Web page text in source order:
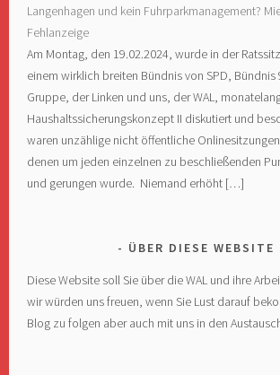
Langenhagen und kein Fuhrparkmanagement?
Fehlanzeige
Am Montag, den 19.02.2024, wurde in der
einem wirklich breiten Bündnis von SPD,
Gruppe, der Linken und uns, der WAL,
Haushaltssicherungskonzept II diskutiert und
waren unzählige nicht öffentliche
denen um jeden einzelnen zu beschließenden
und gerungen wurde. Niemand erhöht […]
ÜBER DIESE WEBSITE
Diese Website soll Sie über die WAL und ihre
wir würden uns freuen, wenn Sie Lust darauf
Blog zu folgen aber auch mit uns in den